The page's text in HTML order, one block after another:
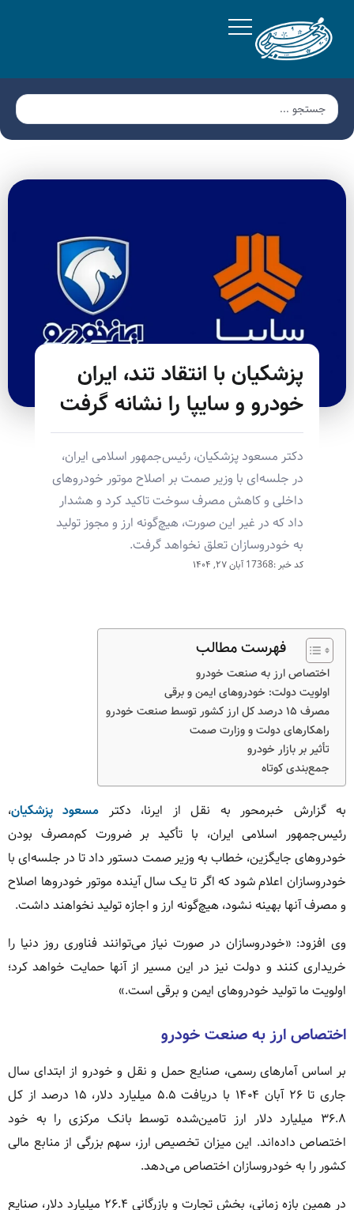
پزشکیان با انتقاد تند، ایران
خودرو و سایپا را نشانه گرفت
دکتر مسعود پزشکیان، رئیس‌جمهور اسلامی ایران،
در جلسه‌ای با وزیر صمت بر اصلاح موتور خودروهای
داخلی و کاهش مصرف سوخت تاکید کرد و هشدار
داد که در غیر این صورت، هیچ‌گونه ارز و مجوز تولید
به خودروسازان تعلق نخواهد گرفت.
کد خبر :17368 آبان ۲۷, ۱۴۰۴
فهرست مطالب
اختصاص ارز به صنعت خودرو
اولویت دولت: خودروهای ایمن و برقی
مصرف ۱۵ درصد کل ارز کشور توسط صنعت خودرو
راهکارهای دولت و وزارت صمت
تأثیر بر بازار خودرو
جمع‌بندی کوتاه
به گزارش خبرمحور به نقل از ایرنا، دکتر مسعود پزشکیان،
رئیس‌جمهور اسلامی ایران، با تأکید بر ضرورت کم‌مصرف بودن
خودروهای جایگزین، خطاب به وزیر صمت دستور داد تا در جلسه‌ای با
خودروسازان اعلام شود که اگر تا یک سال آینده موتور خودروها اصلاح
و مصرف آنها بهینه نشود، هیچ‌گونه ارز و اجازه تولید نخواهند داشت.
وی افزود: «خودروسازان در صورت نیاز می‌توانند فناوری روز دنیا را
خریداری کنند و دولت نیز در این مسیر از آنها حمایت خواهد کرد؛
اولویت ما تولید خودروهای ایمن و برقی است.»
اختصاص ارز به صنعت خودرو
بر اساس آمارهای رسمی، صنایع حمل و نقل و خودرو از ابتدای سال
جاری تا ۲۶ آبان ۱۴۰۴ با دریافت ۵.۵ میلیارد دلار، ۱۵ درصد از کل
۳۶.۸ میلیارد دلار ارز تامین‌شده توسط بانک مرکزی را به خود
اختصاص داده‌اند. این میزان تخصیص ارز، سهم بزرگی از منابع مالی
کشور را به خودروسازان اختصاص می‌دهد.
در همین بازه زمانی، بخش تجارت و بازرگانی ۲۶.۴ میلیارد دلار، صنایع